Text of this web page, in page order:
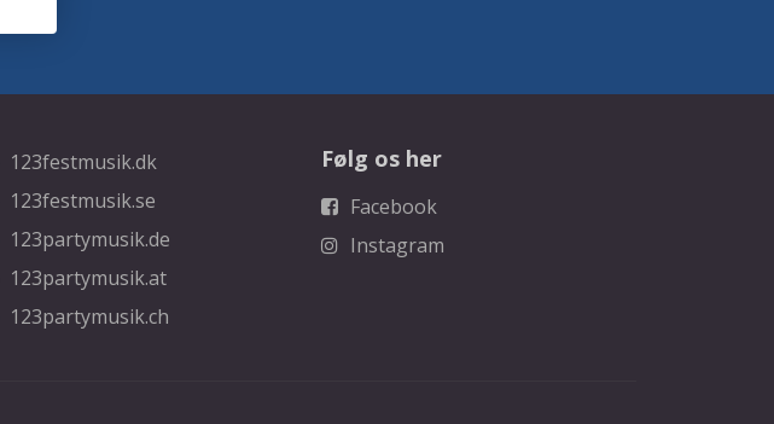
123festmusik.dk
123festmusik.se
123partymusik.de
123partymusik.at
123partymusik.ch
Følg os her
Facebook
Instagram